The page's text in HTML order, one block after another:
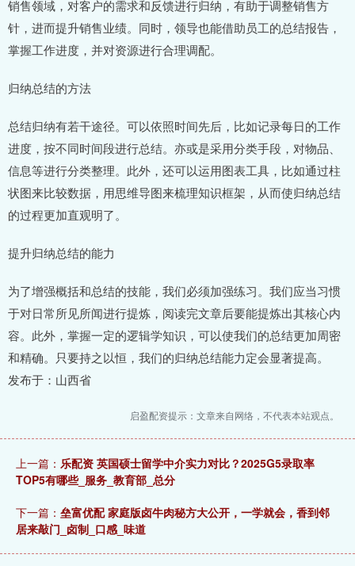
销售领域，对客户的需求和反馈进行归纳，有助于调整销售方
针，进而提升销售业绩。同时，领导也能借助员工的总结报告，
掌握工作进度，并对资源进行合理调配。
归纳总结的方法
总结归纳有若干途径。可以依照时间先后，比如记录每日的工作
进度，按不同时间段进行总结。亦或是采用分类手段，对物品、
信息等进行分类整理。此外，还可以运用图表工具，比如通过柱
状图来比较数据，用思维导图来梳理知识框架，从而使归纳总结
的过程更加直观明了。
提升归纳总结的能力
为了增强概括和总结的技能，我们必须加强练习。我们应当习惯
于对日常所见所闻进行提炼，阅读完文章后要能提炼出其核心内
容。此外，掌握一定的逻辑学知识，可以使我们的总结更加周密
和精确。只要持之以恒，我们的归纳总结能力定会显著提高。
发布于：山西省
启盈配资提示：文章来自网络，不代表本站观点。
上一篇： 乐配资 英国硕士留学中介实力对比？2025G5录取率
TOP5有哪些_服务_教育部_总分
下一篇： 垒富优配 家庭版卤牛肉秘方大公开，一学就会，香到邻
居来敲门_卤制_口感_味道